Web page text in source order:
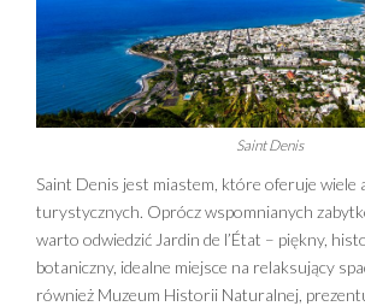
Saint Denis
Saint Denis jest miastem, które oferuje wiele
turystycznych. Oprócz wspomnianych
warto odwiedzić Jardin de l’État – piękny,
botaniczny, idealne miejsce na relaksujący
również Muzeum Historii Naturalnej,